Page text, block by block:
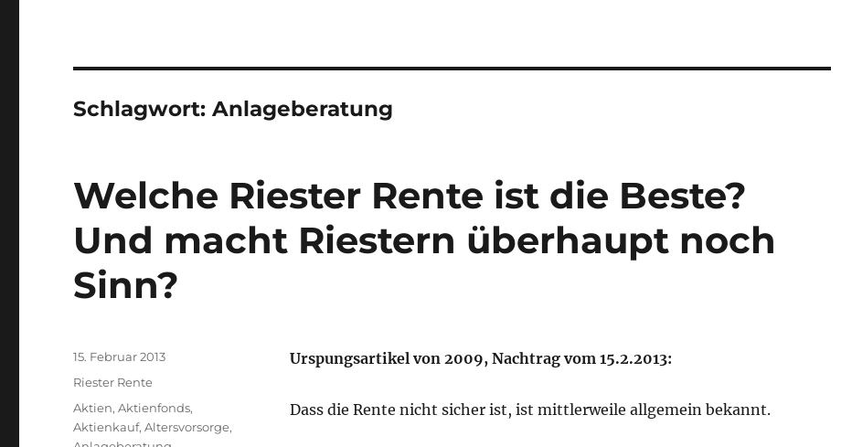
Schlagwort:Anlageberatung
Welche Riester Rente ist die Beste?
Und macht Riestern überhaupt noch
Sinn?
Urspungsartikel von 2009, Nachtrag vom 15.2.2013:
Dass die Rente nicht sicher ist, ist mittlerweile allgemein bekannt.
Veröffentlicht
am
15. Februar 2013
Kategorien
Riester Rente
Schlagwörter
Aktien,Aktienfonds,
Aktienkauf,Altersvorsorge,